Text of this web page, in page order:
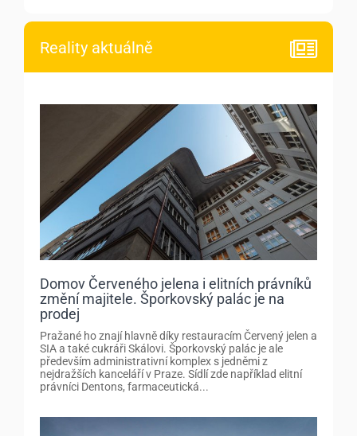
Reality aktuálně
Domov Červeného jelena i elitních právníků
změní majitele. Šporkovský palác je na
prodej
Pražané ho znají hlavně díky restauracím Červený jelen a
SIA a také cukráři Skálovi. Šporkovský palác je ale
především administrativní komplex s jedněmi z
nejdražších kanceláří v Praze. Sídlí zde například elitní
právníci Dentons, farmaceutická...